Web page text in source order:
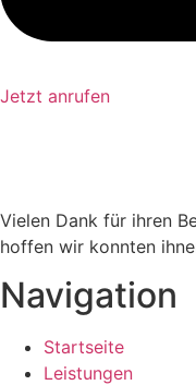
Jetzt anrufen
Vielen Dank für ihren
hoffen wir konnten
Navigation
Startseite
Leistungen